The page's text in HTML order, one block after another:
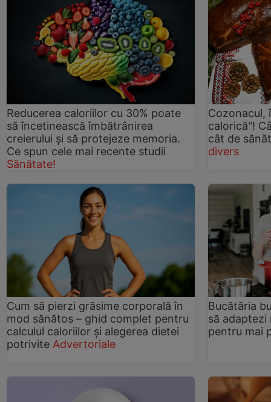
Reducerea caloriilor cu 30% poate
să încetinească îmbătrânirea
creierului și să protejeze memoria.
Ce spun cele mai recente studii
Sănătate!
Cozonacul,
calorică"!
cât de
divers
Cum să pierzi grăsime corporală în
mod sănătos – ghid complet pentru
calculul caloriilor și alegerea dietei
potrivite Advertoriale
Bucătăria
să
pentru mai